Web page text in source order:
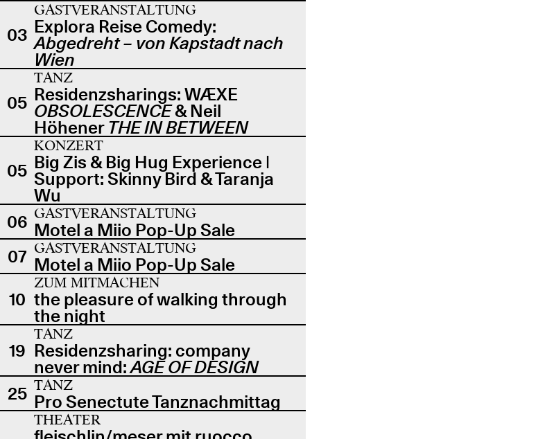
03
GASTVERANSTALTUNG
Explora Reise Comedy:
Abgedreht – von Kapstadt nach
Wien
05
TANZ
Residenzsharings: WÆXE
OBSOLESCENCE& Neil
Höhener THE IN BETWEEN
05
KONZERT
Big Zis & Big Hug Experience |
Support: Skinny Bird & Taranja
Wu
06 GASTVERANSTALTUNG
Motel a Miio Pop-Up Sale
07 GASTVERANSTALTUNG
Motel a Miio Pop-Up Sale
10
ZUM MITMACHEN
the pleasure of walking through
the night
19
TANZ
Residenzsharing: company
never mind:AGE OF DESIGN
25 TANZ
Pro Senectute Tanznachmittag
THEATER